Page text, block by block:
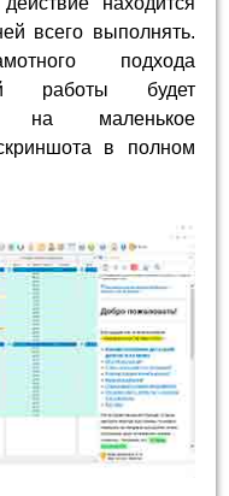
всего выполнять.
подхода
работы будет
на маленькое
в полном